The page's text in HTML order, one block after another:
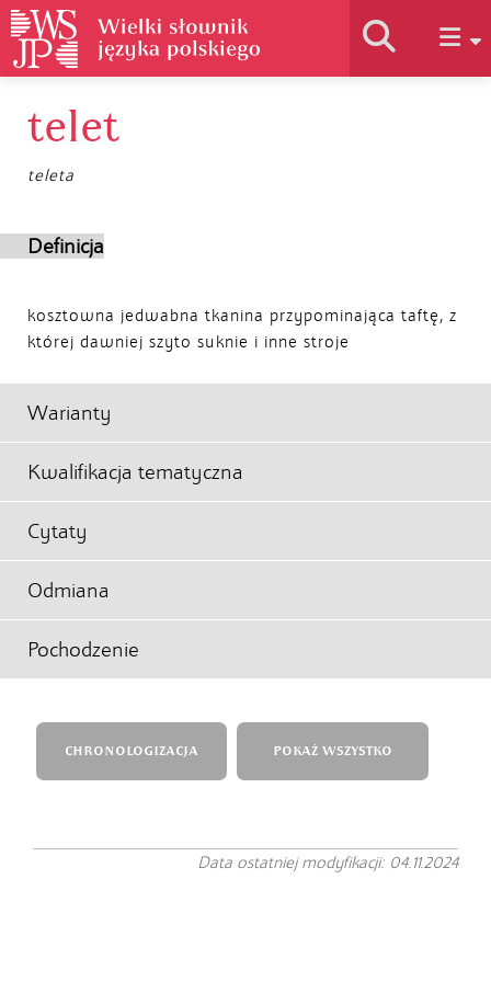
Autorzy
telet
teleta
Definicja
kosztowna jedwabna tkanina przypominająca taftę, z
której dawniej szyto suknie i inne stroje
Warianty
Kwalifikacja tematyczna
Cytaty
Odmiana
Pochodzenie
CHRONOLOGIZACJA POKAŻ WSZYSTKO
Data ostatniej modyfikacji: 04.11.2024